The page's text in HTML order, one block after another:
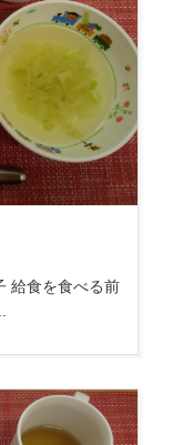
給食を食べる前